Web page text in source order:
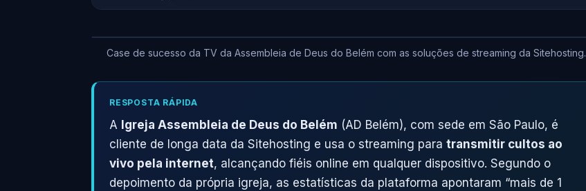
Case de sucesso da TV da Assembleia de Deus do Belém com as soluções de streaming da Sitehosting.
RESPOSTA RÁPIDA
A Igreja Assembleia de Deus do Belém (AD Belém), com sede em São Paulo, é
cliente de longa data da Sitehosting e usa o streaming para transmitir cultos ao
vivo pela internet, alcançando fiéis online em qualquer dispositivo. Segundo o
depoimento da própria igreja, as estatísticas da plataforma apontaram “mais de 1